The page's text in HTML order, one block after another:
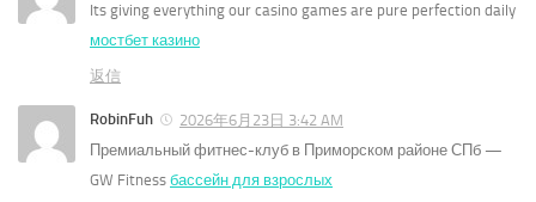
Its giving everything our casino games are pure perfection daily
мостбет казино
返信
RobinFuh
2026年6月23日 3:42 AM
Премиальный фитнес-клуб в Приморском районе СПб —
GW Fitness бассейн для взрослых